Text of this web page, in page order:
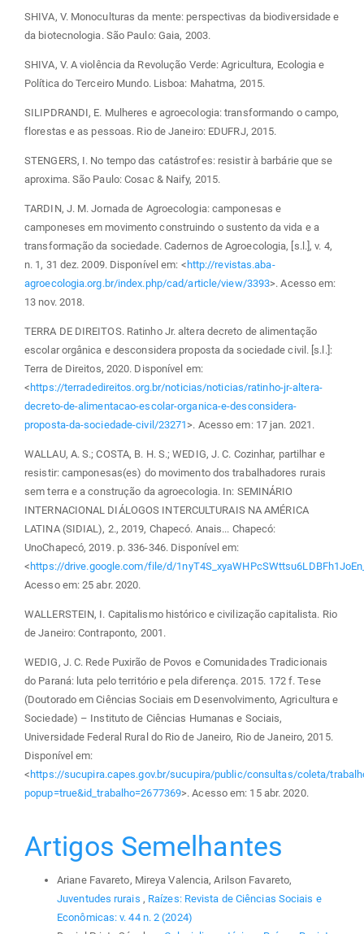
SHIVA, V. Monoculturas da mente: perspectivas da biodiversidade e
da biotecnologia. São Paulo: Gaia, 2003.
SHIVA, V. A violência da Revolução Verde: Agricultura, Ecologia e
Política do Terceiro Mundo. Lisboa: Mahatma, 2015.
SILIPDRANDI, E. Mulheres e agroecologia: transformando o campo,
florestas e as pessoas. Rio de Janeiro: EDUFRJ, 2015.
STENGERS, I. No tempo das catástrofes: resistir à barbárie que se
aproxima. São Paulo: Cosac & Naify, 2015.
TARDIN, J. M. Jornada de Agroecologia: camponesas e
camponeses em movimento construindo o sustento da vida e a
transformação da sociedade. Cadernos de Agroecologia, [s.l.], v. 4,
n. 1, 31 dez. 2009. Disponível em: < http://revistas.aba-
agroecologia.org.br/index.php/cad/article/view/3393>. Acesso em:
13 nov. 2018.
TERRA DE DIREITOS. Ratinho Jr. altera decreto de alimentação
escolar orgânica e desconsidera proposta da sociedade civil. [s.l.]:
Terra de Direitos, 2020. Disponível em:
< https://terradedireitos.org.br/noticias/noticias/ratinho-jr-altera-
decreto-de-alimentacao-escolar-organica-e-desconsidera-
proposta-da-sociedade-civil/23271 >. Acesso em: 17 jan. 2021.
WALLAU, A. S.; COSTA, B. H. S.; WEDIG, J. C. Cozinhar, partilhar e
resistir: camponesas(es) do movimento dos trabalhadores rurais
sem terra e a construção da agroecologia. In: SEMINÁRIO
INTERNACIONAL DIÁLOGOS INTERCULTURAIS NA AMÉRICA
LATINA (SIDIAL), 2., 2019, Chapecó. Anais... Chapecó:
UnoChapecó, 2019. p. 336-346. Disponível em:
< https://drive.google.com/file/d/
Acesso em: 25 abr. 2020.
WALLERSTEIN, I. Capitalismo histórico e civilização capitalista. Rio
de Janeiro: Contraponto, 2001.
WEDIG, J. C. Rede Puxirão de Povos e Comunidades Tradicionais
do Paraná: luta pelo território e pela diferença. 2015. 172 f. Tese
(Doutorado em Ciências Sociais em Desenvolvimento, Agricultura e
Sociedade) – Instituto de Ciências Humanas e Sociais,
Universidade Federal Rural do Rio de Janeiro, Rio de Janeiro, 2015.
Disponível em:
< https://sucupira.capes.gov.br/sucupira/public/consultas/coleta/
popup=true&id_trabalho=2677369>. Acesso em: 15 abr. 2020.
Artigos Semelhantes
Ariane Favareto, Mireya Valencia, Arilson Favareto,
Juventudes rurais , Raízes: Revista de Ciências Sociais e
Econômicas: v. 44 n. 2 (2024)